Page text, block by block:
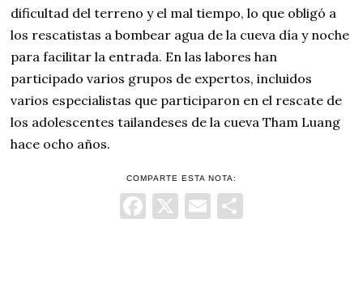
dificultad del terreno y el mal tiempo, lo que obligó a
los rescatistas a bombear agua de la cueva día y noche
para facilitar la entrada. En las labores han
participado varios grupos de expertos, incluidos
varios especialistas que participaron en el rescate de
los adolescentes tailandeses de la cueva Tham Luang
hace ocho años.
COMPARTE ESTA NOTA:
Facebook
X Email